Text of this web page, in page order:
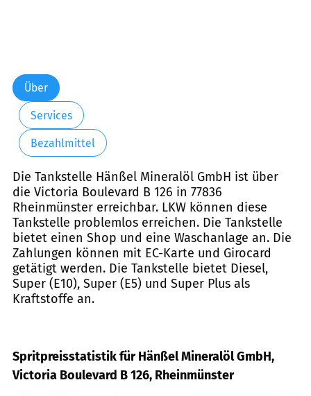
Über
Services
Bezahlmittel
Die Tankstelle Hänßel Mineralöl GmbH ist über
die Victoria Boulevard B 126 in 77836
Rheinmünster erreichbar. LKW können diese
Tankstelle problemlos erreichen. Die Tankstelle
bietet einen Shop und eine Waschanlage an. Die
Zahlungen können mit EC-Karte und Girocard
getätigt werden. Die Tankstelle bietet Diesel,
Super (E10), Super (E5) und Super Plus als
Kraftstoffe an.
Spritpreisstatistik für Hänßel Mineralöl GmbH,
Victoria Boulevard B 126, Rheinmünster